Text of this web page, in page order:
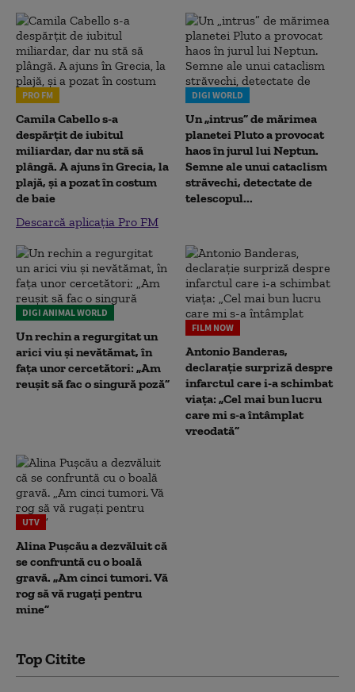
PRO FM
Camila Cabello s-a
despărțit de iubitul
miliardar, dar nu stă să
plângă. A ajuns în Grecia, la
plajă, și a pozat în costum
de baie
Descarcă aplicația Pro FM
DIGI WORLD
Un „intrus” de mărimea
planetei Pluto a provocat
haos în jurul lui Neptun.
Semne ale unui cataclism
străvechi, detectate de
telescopul...
DIGI ANIMAL WORLD
Un rechin a regurgitat un
arici viu și nevătămat, în
fața unor cercetători: „Am
reușit să fac o singură poză”
FILM NOW
Antonio Banderas,
declarație surpriză despre
infarctul care i-a schimbat
viața: „Cel mai bun lucru
care mi s-a întâmplat
vreodată”
UTV
Alina Pușcău a dezvăluit că
se confruntă cu o boală
gravă. „Am cinci tumori. Vă
rog să vă rugați pentru
mine”
Top Citite